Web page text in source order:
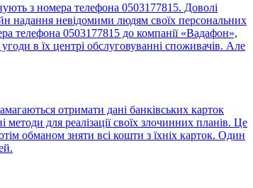
з номера телефона 0503177815. Доволі
надання невідомими людям своїх персональних
телефона 0503177815 до компанії «Вадафон»,
в їх центрі обслуговуванні споживачів. Але
отримати дані банківських карток
для реалізації своїх злочинних планів. Це
обманом зняти всі кошти з їхніх карток. Один